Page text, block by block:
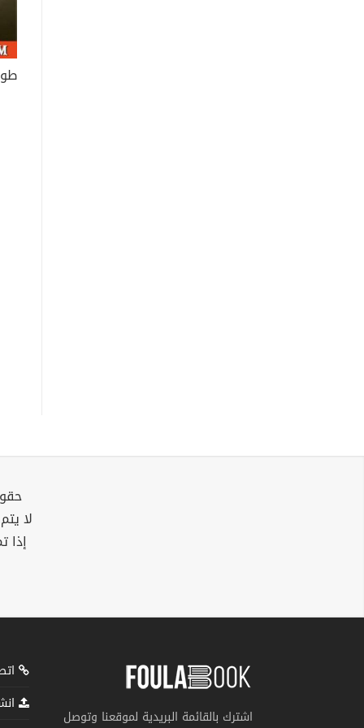
لا
إذا
اشترك بالقائمة البريدية لموقعنا وتوصل